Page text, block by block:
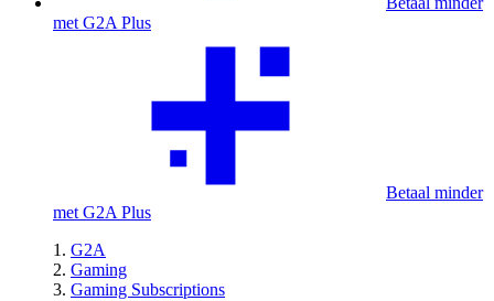
met G2A Plus
Betaal minder
met G2A Plus
G2A
Gaming
Gaming Subscriptions